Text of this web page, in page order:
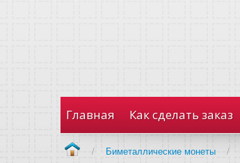
Главная Как сделать заказ
/ Биметаллические монеты /